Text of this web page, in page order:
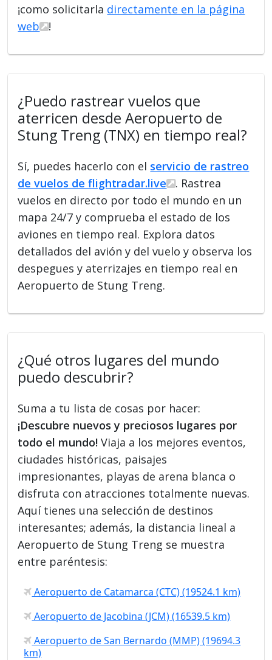
¡como solicitarla directamente en la página
web
!
¿Puedo rastrear vuelos que
aterricen desde Aeropuerto de
Stung Treng (TNX) en tiempo real?
Sí, puedes hacerlo con el servicio de rastreo
de vuelos de flightradar.live
. Rastrea
vuelos en directo por todo el mundo en un
mapa 24/7 y comprueba el estado de los
aviones en tiempo real. Explora datos
detallados del avión y del vuelo y observa los
despegues y aterrizajes en tiempo real en
Aeropuerto de Stung Treng.
¿Qué otros lugares del mundo
puedo descubrir?
Suma a tu lista de cosas por hacer:
¡Descubre nuevos y preciosos lugares por
todo el mundo! Viaja a los mejores eventos,
ciudades históricas, paisajes
impresionantes, playas de arena blanca o
disfruta con atracciones totalmente nuevas.
Aquí tienes una selección de destinos
interesantes; además, la distancia lineal a
Aeropuerto de Stung Treng se muestra
entre paréntesis:
Aeropuerto de Catamarca (CTC) (19524.1 km)
Aeropuerto de Jacobina (JCM) (16539.5 km)
Aeropuerto de San Bernardo (MMP) (19694.3
km)